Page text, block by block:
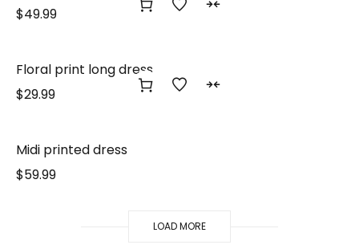
$49.99
Floral print long dress
$29.99
Midi printed dress
$59.99
LOAD MORE